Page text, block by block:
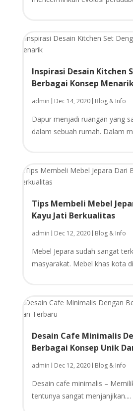
Inspirasi Desain Kitchen
Berbagai Konsep
admin Dec 14, 2020 Blog & Info
Dapur menjadi ruangan yang
dalam sebuah rumah. Dalam
Tips Membeli Mebel
Kayu Jati Berkualitas
admin Dec 12, 2020 Blog & Info
Mebel Jepara sudah sangat
masyarakat. Mebel khas kota
Desain Cafe Minimalis
Berbagai Konsep Unik
admin Dec 12, 2020 Blog & Info
Desain cafe minimalis –
tentunya sangat menjanjikan....